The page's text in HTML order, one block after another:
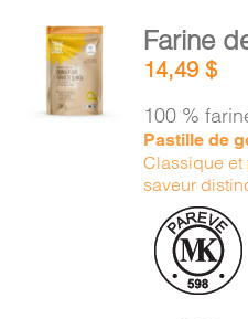
AJOUTER
AU
PANIER
DÉTAILS
Farine
14,49$
100 %
Pastille de
Classique et
saveur